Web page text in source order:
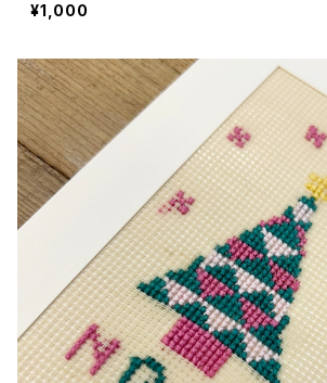
¥1,000